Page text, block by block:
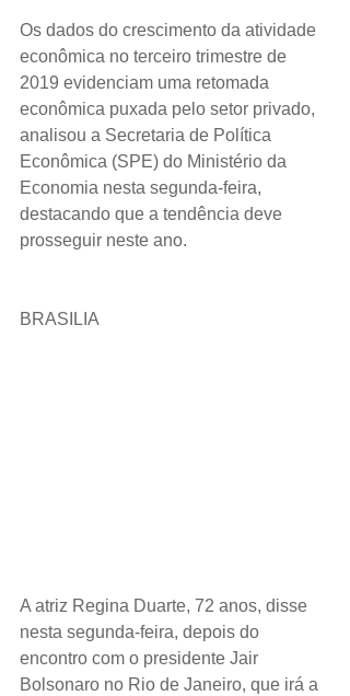
Os dados do crescimento da atividade
econômica no terceiro trimestre de
2019 evidenciam uma retomada
econômica puxada pelo setor privado,
analisou a Secretaria de Política
Econômica (SPE) do Ministério da
Economia nesta segunda-feira,
destacando que a tendência deve
prosseguir neste ano.
BRASILIA
A atriz Regina Duarte, 72 anos, disse
nesta segunda-feira, depois do
encontro com o presidente Jair
Bolsonaro no Rio de Janeiro, que irá a